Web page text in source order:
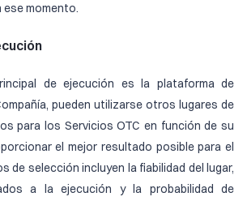
ese momento.
de ejecución es la plataforma de
pueden utilizarse otros lugares de
para los Servicios OTC en función de su
el mejor resultado posible para el
de selección incluyen la fiabilidad del lugar,
a la ejecución y la probabilidad de